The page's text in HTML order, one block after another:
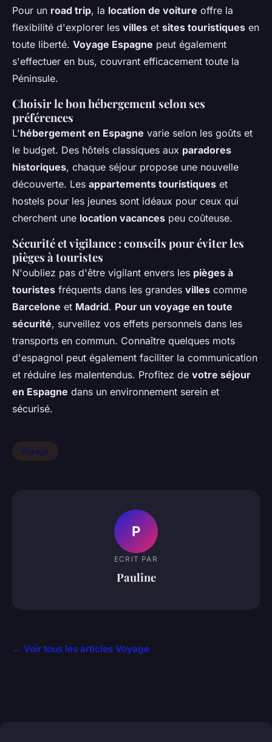
Pour un road trip, la location de voiture offre la
flexibilité d'explorer les villes et sites touristiques en
toute liberté. Voyage Espagne peut également
s'effectuer en bus, couvrant efficacement toute la
Péninsule.
Choisir le bon hébergement selon ses
préférences
L'hébergement en Espagne varie selon les goûts et
le budget. Des hôtels classiques aux paradores
historiques, chaque séjour propose une nouvelle
découverte. Les appartements touristiques et
hostels pour les jeunes sont idéaux pour ceux qui
cherchent une location vacances peu coûteuse.
Sécurité et vigilance : conseils pour éviter les
pièges à touristes
N'oubliez pas d'être vigilant envers les pièges à
touristes fréquents dans les grandes villes comme
Barcelone et Madrid. Pour un voyage en toute
sécurité, surveillez vos effets personnels dans les
transports en commun. Connaître quelques mots
d'espagnol peut également faciliter la communication
et réduire les malentendus. Profitez de votre séjour
en Espagne dans un environnement serein et
sécurisé.
Voyage
P
ECRIT PAR
Pauline
← Voir tous les articles Voyage